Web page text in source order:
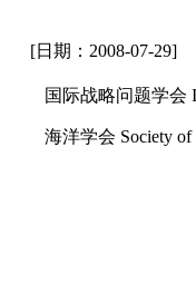
[日期：2008-07-29]
国际战略问题学会
海洋学会 Society of